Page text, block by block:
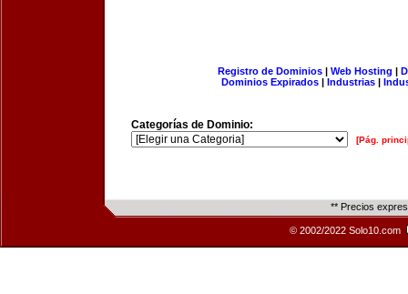
Registro de Dominios| Web Hosting |
Dominios Expirados | Industrias |
Categorías de Dominio:
[Pág.
** Precios
© 2002/2022 Solo10.com